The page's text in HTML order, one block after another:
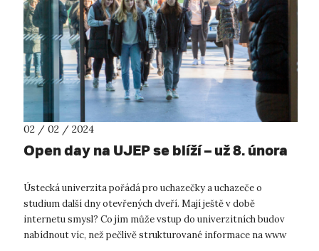
02 / 02 / 2024
Open day na UJEP se blíží – už 8. února
Ústecká univerzita pořádá pro uchazečky a uchazeče o
studium další dny otevřených dveří. Mají ještě v době
internetu smysl? Co jim může vstup do univerzitních budov
nabídnout víc, než pečlivě strukturované informace na www